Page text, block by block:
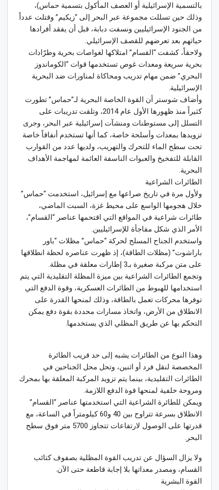
بالتسمية الإسرائيلية أو العصف المأكول بتسمية حماس)،
وذلك حين تسللت مجموعة عبر البحر إلى “زيكيم” وقتلت عدداً
من الجنود الإسرائيليين ونسفت دبابة، قبل أن يفقد أفرادها
حياتهم بعد تعرضهم للقصف الإسرائيلي.
ولاحقاً، كشفت “القسام” امتلاكها لغواصات بحرية وطرّادات
بحرية سريعة ومعدات غوص تستخدمها قوات “الكوماندوز
البحري” ضمن مهام تدريب ومحاكاة لمناورات ضد البحرية
الإسرائيلية.
وأضاف شوستر أن القوة الخاصة البحرية لـ”حماس” تطورت
كثيراً منذ ظهورها الأول عام 2014، وتلقت تدريبات على
التسلل إلى مستوطنات ومنشآت إسرائيلية عبر البحر، وجرى
تزويدها بمعدات وأسلحة خاصة، كما أنها تستخدم أنفاقاً خاصة
تحت سطح الماء للتحرك والتهريب، ولديها عدد من القوارب
القابلة للتفخيخ والعبوات الناسفة العائمة لمهاجمة الأهداف
البحرية.
الطائرات الشراعية
ولأول مرة في تاريخ صراعها مع إسرائيل، استخدمت “حماس”
خلال هجومها الواسع على محيط غزة، السبت الماضي،
طائرات شراعية في المواقع التي اقتحمها عناصر “القسام”،
الأمر الذي شكل مفاجأة للإسرائيليين.
واستخدم الجناح المسلح لحركة “حماس” مظلات “باور
باراشوت” (مظلات الطاقة)، إذ ظهرت عناصره لحظة انطلاقها
على متن مركبة صغيرة بـ3 إطارات معلقة في مظلة.
وتجمع الطائرات الشراعية بين ميزة المظلة التقليدية التي يتم
استخدامها للهبوط من الطائرات العسكرية، وقوة الدفع التي
توفرها محركات تعمل بالطاقة، وذلك لمنحها القدرة على
الانطلاق من الأرض، واتخاذ مسارات محددة بقوة دفع يمكن
التحكم بها عن طريق المظلي الذي يستخدمها.
وهذا النوع من الطائرات يشبه إلى حد قريب الطائرة
المخصصة لنقل فرد أو اثنين، وتحل محل الجناحين في
الطائرات التقليدية، بينما يتم تزويد المركبة المعلقة بها بمحرك
ومروحة خلفية لمنحها قوة الدفع اللازمة.
ويمكن للطائرة الشراعية التي استخدمتها عناصر “القسام”
الانطلاق بسرعة تتراوح بين 40 و60 كيلومتراً في الساعة، مع
قدرتها على الوصول لارتفاعات تتجاوز 5700 متر فوق سطح
البحر.
ولا يزال السؤال عن تدريب القوة المظلية بصفوف كتائب
القسام، ومصدر معداتها بلا إجابة قاطعة حتى الآن.
القوة البشرية